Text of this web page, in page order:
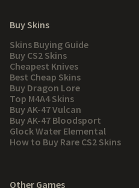
Buy Skins
Skins Buying Guide
Buy CS2 Skins
Cheapest Knives
Best Cheap Skins
Buy Dragon Lore
Top M4A4 Skins
Buy AK-47 Vulcan
Buy AK-47 Bloodsport
Glock Water Elemental
How to Buy Rare CS2 Skins
Other Games